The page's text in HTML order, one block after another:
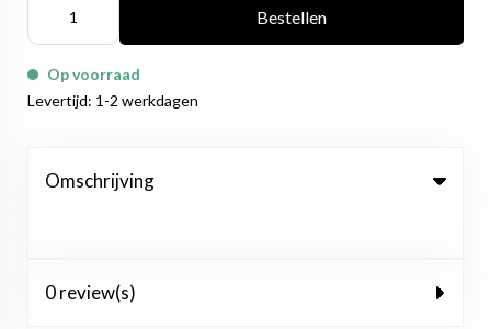
Bestellen
Op voorraad
Levertijd: 1-2 werkdagen
Omschrijving
0 review(s)